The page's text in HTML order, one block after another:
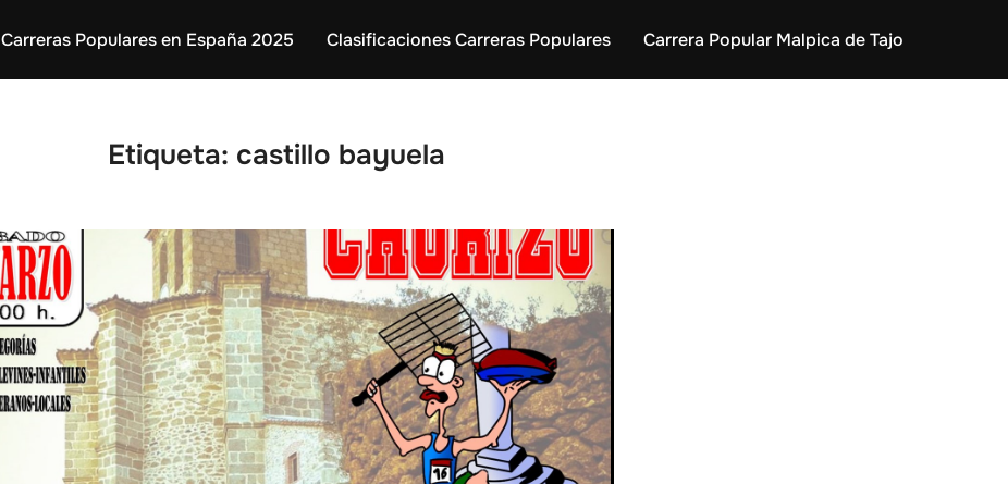
Carreras Populares en España 2025 Clasificaciones Carreras Populares Carrera Popular Malpica de Tajo
Etiqueta: castillo bayuela